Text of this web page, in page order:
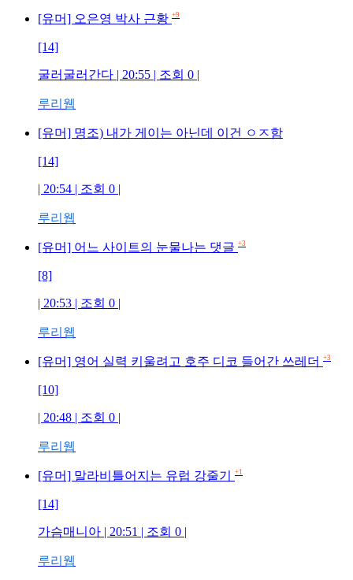
[유머] 오은영 박사 근황 +9
[14]
굴러굴러간다 | 20:55 | 조회 0 |
루리웹
[유머] 명조) 내가 게이는 아닌데 이건 ㅇㅈ함
[14]
| 20:54 | 조회 0 |
루리웹
[유머] 어느 사이트의 눈물나는 댓글 +3
[8]
| 20:53 | 조회 0 |
루리웹
[유머] 영어 실력 키울려고 호주 디코 들어간 쓰레더 +3
[10]
| 20:48 | 조회 0 |
루리웹
[유머] 말라비틀어지는 유럽 강줄기 +1
[14]
가슴매니아 | 20:51 | 조회 0 |
루리웹